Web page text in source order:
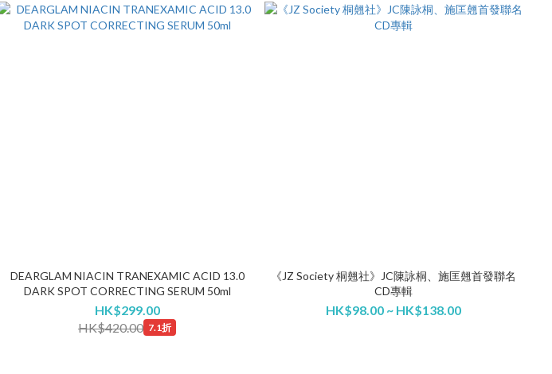
DEARGLAM NIACIN TRANEXAMIC ACID 13.0
DARK SPOT CORRECTING SERUM 50ml
HK$299.00
HK$420.00 7.1折
《JZ Society 桐翹社》JC陳詠桐、施匡翹首發聯名
CD專輯
HK$98.00 ~ HK$138.00